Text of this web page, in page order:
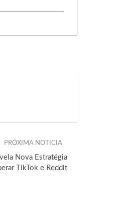
PRÓXIMA NOTICIA
Nova Estratégia
TikTok e Reddit